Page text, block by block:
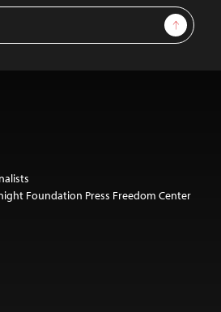
Sign Up
Foundation Press Freedom Center